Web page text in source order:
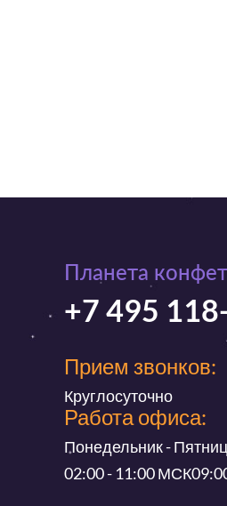
Планета
+7 495
Прием звонков:
Круглосуточно
Работа офиса:
Понедельник -
02:00 - 11:00 МСК